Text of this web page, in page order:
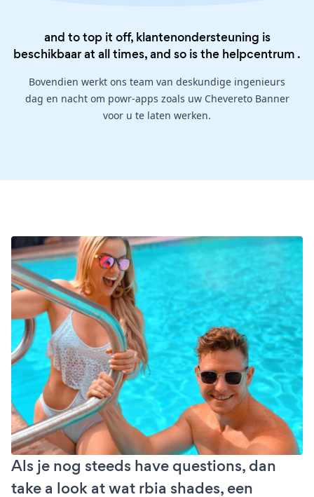
and to top it off, klantenondersteuning is
beschikbaar at all times, and so is the helpcentrum .
Bovendien werkt ons team van deskundige ingenieurs
dag en nacht om powr-apps zoals uw Chevereto Banner
voor u te laten werken.
Als je nog steeds have questions, dan
take a look at wat rbia shades, een